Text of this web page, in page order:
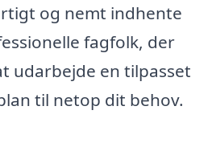
og nemt indhente
fagfolk, der
udarbejde en tilpasset
til netop dit behov.